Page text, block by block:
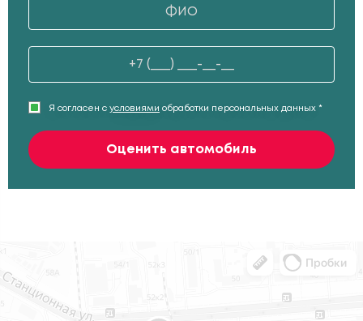
Я согласен с условиями обработки персональных данных *
Оценить автомобиль